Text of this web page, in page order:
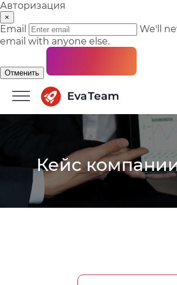
Авторизация
×
Email
We'll
email with anyone else.
Отменить
Кейс